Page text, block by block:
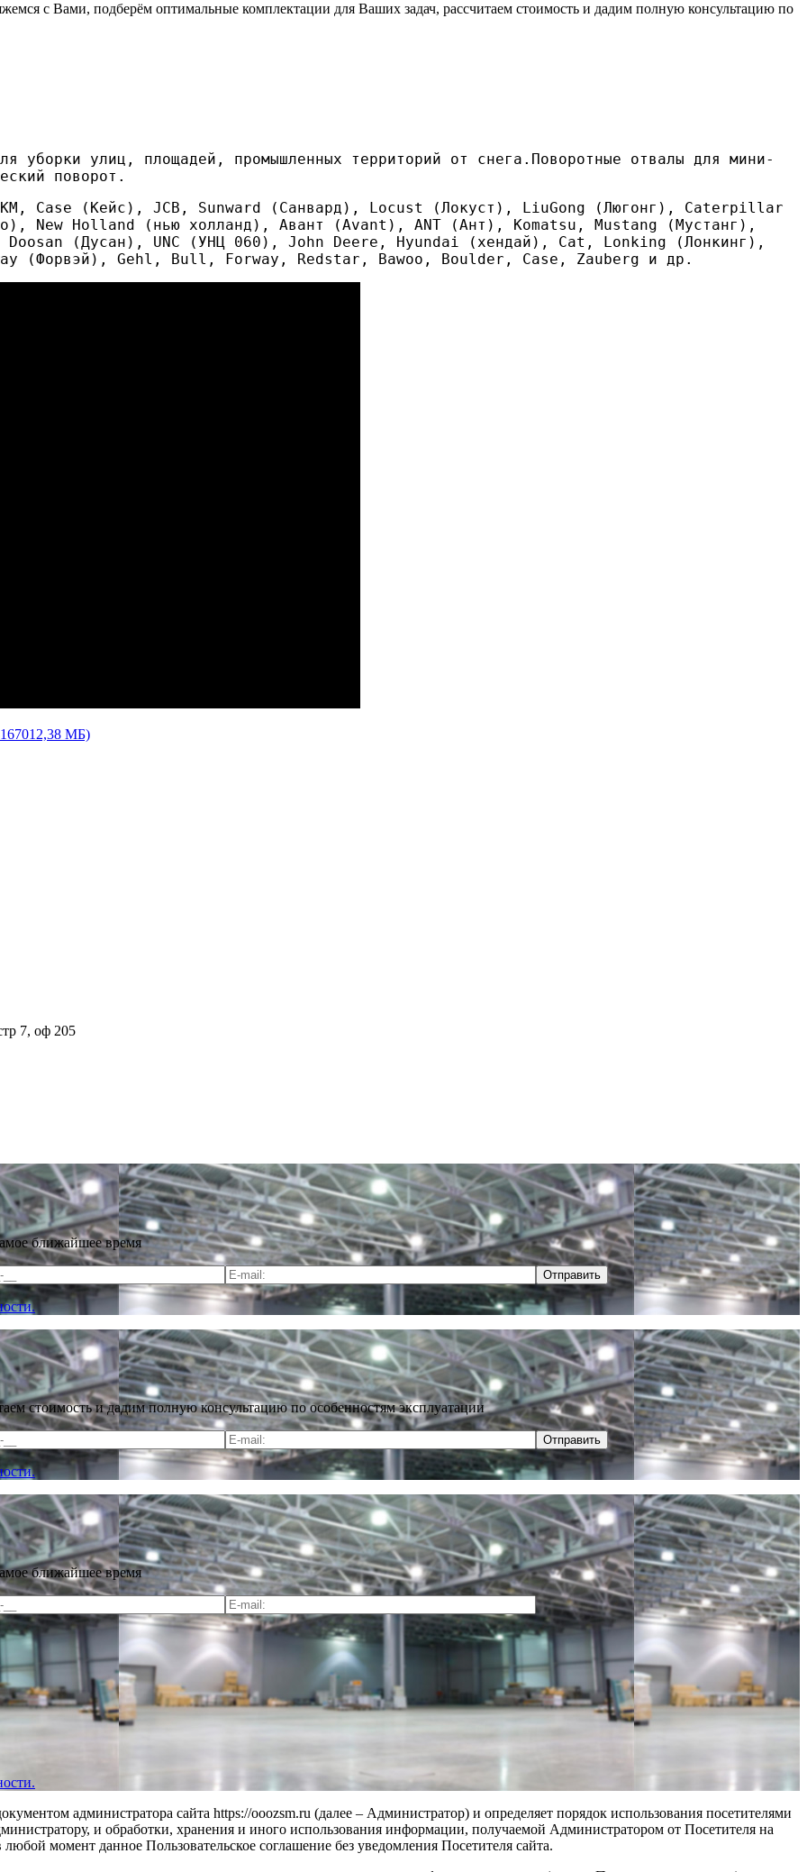
с Вами, подберём оптимальные комплектации для Ваших задач, рассчитаем стоимость и дадим полную консультацию по
уборки улиц, площадей, промышленных территорий от снега.Поворотные отвалы для мини-
поворот.
Case (Кейс), JCB, Sunward (Санвард), Locust (Локуст), LiuGong (Люгонг), Caterpillar
New Holland (нью холланд), Aвант (Avant), ANT (Ант), Komatsu, Mustang (Мустанг),
(Дусан), UNC (УНЦ 060), John Deere, Hyundai (хендай), Cat, Lonking (Лонкинг),
(Форвэй), Gehl, Bull, Forway, Redstar, Bawoo, Boulder, Case, Zauberg и др.
МБ)
7, оф 205
ближайшее время
Отправить
стоимость и дадим полную консультацию по особенностям эксплуатации
Отправить
ближайшее время
администратора сайта https://ooozsm.ru (далее – Администратор) и определяет порядок использования посетителями
и обработки, хранения и иного использования информации, получаемой Администратором от Посетителя на
момент данное Пользовательское соглашение без уведомления Посетителя сайта.